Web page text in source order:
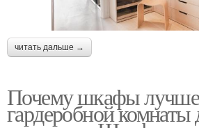
читать дальше →
Почему шкафы лучше
гардеробной комнаты